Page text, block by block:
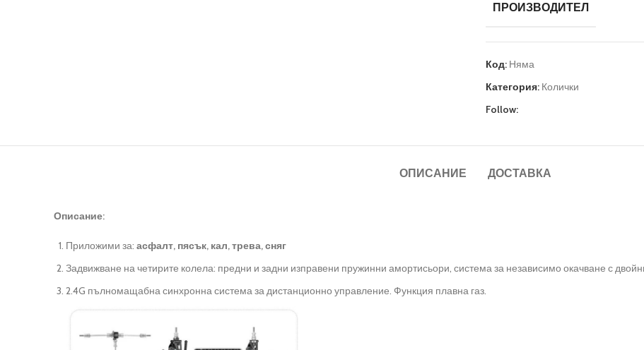
ПРОИЗВОДИТЕЛ
Код: Няма
Категория: Колички
Follow:
ОПИСАНИЕ ДОСТАВКА
Описание:
Приложими за: асфалт, пясък, кал, трева, сняг
Задвижване на четирите колела: предни и задни изправени пружинни амортисьори, система за независимо окачване с
2.4G пълномащабна синхронна система за дистанционно управление. Функция плавна газ.